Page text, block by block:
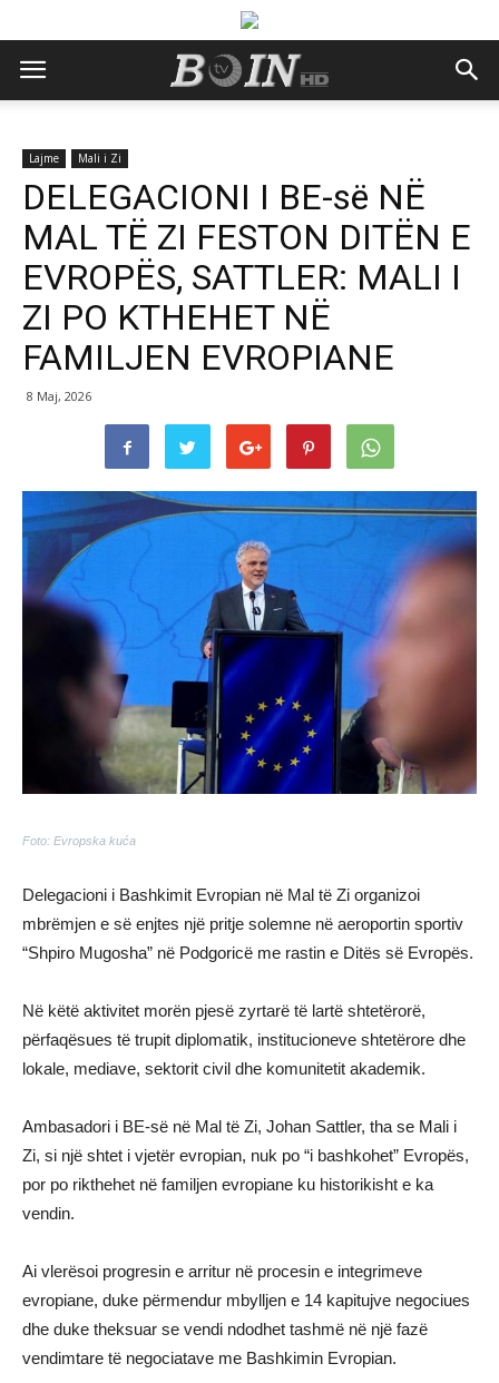
Lajme Mali i Zi
DELEGACIONI I BE-së NË
MAL TË ZI FESTON DITËN E
EVROPËS, SATTLER: MALI I
ZI PO KTHEHET NË
FAMILJEN EVROPIANE
8 Maj, 2026
Foto: Evropska kuća
Delegacioni i Bashkimit Evropian në Mal të Zi organizoi
mbrëmjen e së enjtes një pritje solemne në aeroportin sportiv
“Shpiro Mugosha” në Podgoricë me rastin e Ditës së Evropës.
Në këtë aktivitet morën pjesë zyrtarë të lartë shtetërorë,
përfaqësues të trupit diplomatik, institucioneve shtetërore dhe
lokale, mediave, sektorit civil dhe komunitetit akademik.
Ambasadori i BE-së në Mal të Zi, Johan Sattler, tha se Mali i
Zi, si një shtet i vjetër evropian, nuk po “i bashkohet” Evropës,
por po rikthehet në familjen evropiane ku historikisht e ka
vendin.
Ai vlerësoi progresin e arritur në procesin e integrimeve
evropiane, duke përmendur mbylljen e 14 kapitujve negociues
dhe duke theksuar se vendi ndodhet tashmë në një fazë
vendimtare të negociatave me Bashkimin Evropian.